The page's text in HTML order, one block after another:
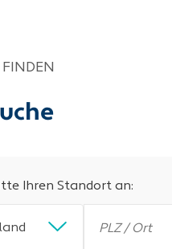
Ihren Standort an: